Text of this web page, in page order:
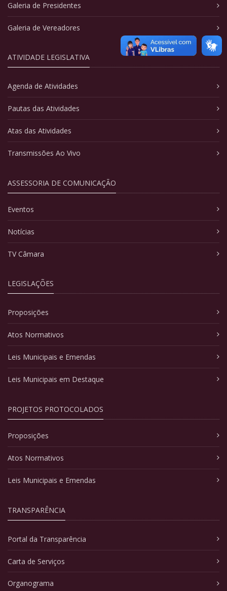
Galeria de Presidentes
Galeria de Vereadores
ATIVIDADE LEGISLATIVA
Agenda de Atividades
Pautas das Atividades
Atas das Atividades
Transmissões Ao Vivo
ASSESSORIA DE COMUNICAÇÃO
Eventos
Notícias
TV Câmara
LEGISLAÇÕES
Proposições
Atos Normativos
Leis Municipais e Emendas
Leis Municipais em Destaque
PROJETOS PROTOCOLADOS
Proposições
Atos Normativos
Leis Municipais e Emendas
TRANSPARÊNCIA
Portal da Transparência
Carta de Serviços
Organograma